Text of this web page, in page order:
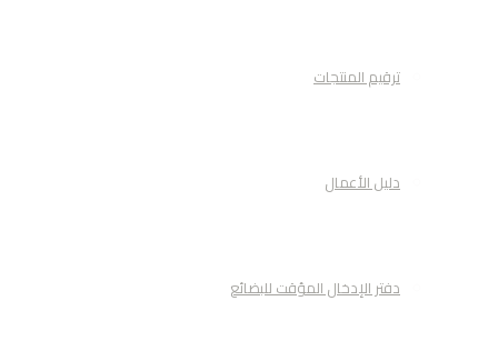
ترقيم المنتجات
دليل الأعمال
دفتر الإدخال المؤقت للبضائع